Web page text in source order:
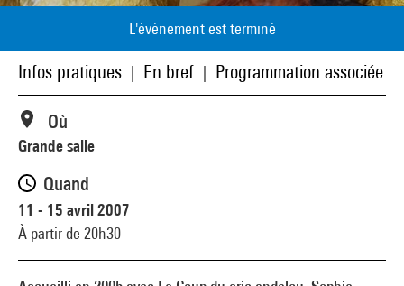
L'événement est terminé
Infos pratiques En bref Programmation associée
Où
Grande salle
Quand
11 - 15 avril 2007
À partir de 20h30